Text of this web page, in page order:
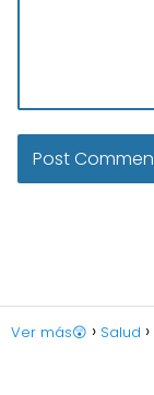
Ver más😲 Salud